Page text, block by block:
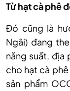
Từ hạt cà phê
Đó cũng là
Ngãi) đang
năng suất,
cho hạt cà
sản phẩm